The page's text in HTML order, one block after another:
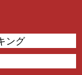
ング